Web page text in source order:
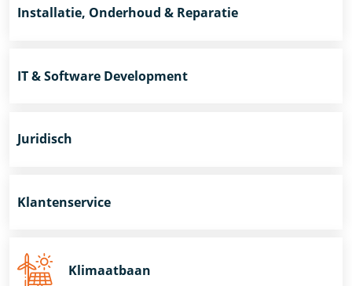
Installatie, Onderhoud & Reparatie
IT & Software Development
Juridisch
Klantenservice
Klimaatbaan